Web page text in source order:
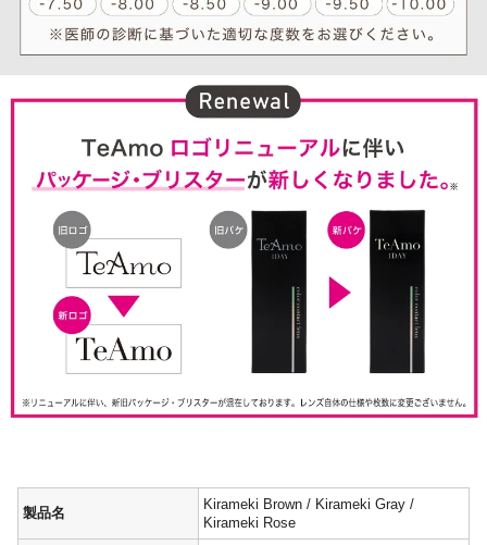
製品名
Kirameki Brown / Kirameki Gray /
Kirameki Rose